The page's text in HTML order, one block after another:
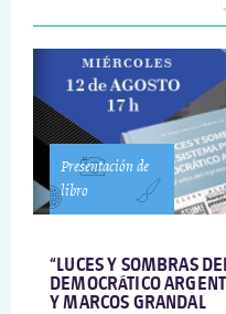
Presentación de
libro
“LUCES Y SOMBRAS
DEMOCRÁTICO
Y MARCOS GRANDAL